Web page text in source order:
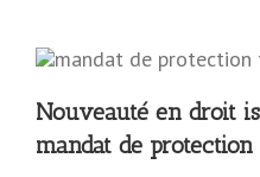
Nouveauté en droit
mandat de